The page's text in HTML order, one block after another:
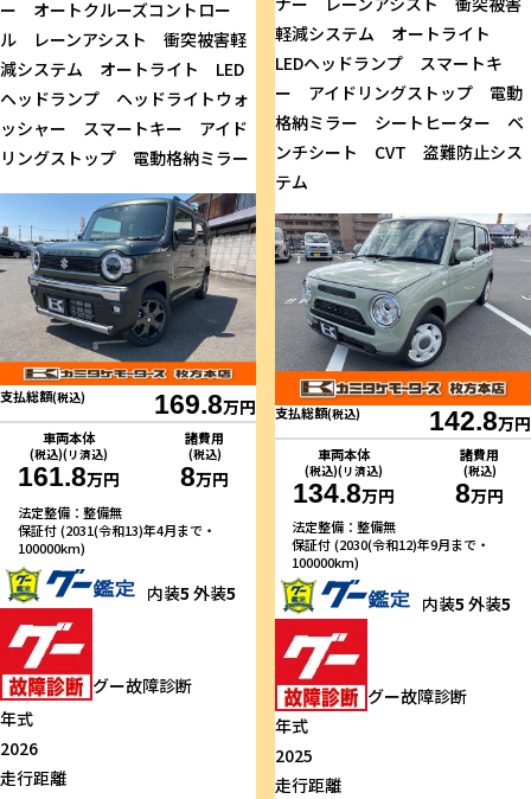
ー オートクルーズコントロー
ル レーンアシスト 衝突被害軽
減システム オートライト LED
ヘッドランプ ヘッドライトウォ
ッシャー スマートキー アイド
リングストップ 電動格納ミラー
支払総額(税込) 169.8万円
車両本体
(税込)(リ済込)
161.8万円
諸費用
(税込)
8万円
法定整備：整備無
保証付 (2031(令和13)年4月まで・
100000km)
内装5 外装5
グー故障診断
年式
2026
走行距離
軽減システム オートライト
LEDヘッドランプ スマートキ
ー アイドリングストップ 電動
格納ミラー シートヒーター ベ
ンチシート CVT 盗難防止シス
テム
支払総額(税込) 142.8万円
車両本体
(税込)(リ済込)
134.8万円
諸費用
(税込)
8万円
法定整備：整備無
保証付 (2030(令和12)年9月まで・
100000km)
内装5 外装5
グー故障診断
年式
2025
走行距離